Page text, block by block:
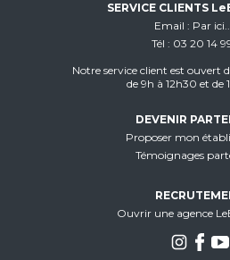
SERVICE CLIENTS
Email
Par
Tél
03 20 14
Notre service client est ouvert
de 9h à 12h30 et de
DEVENIR
Proposer mon
Témoignages
Ouvrir une agence